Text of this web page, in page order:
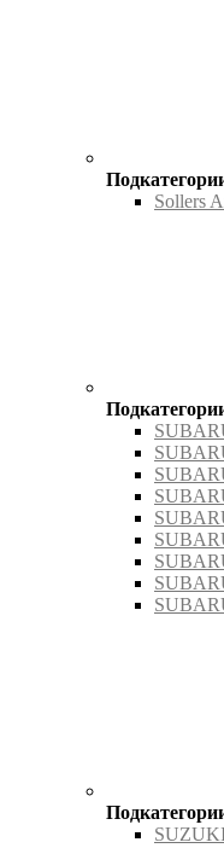
Sollers